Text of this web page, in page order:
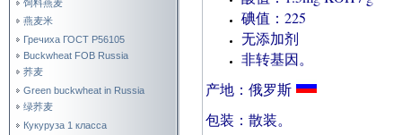
饲料燕麦
燕麦米
Гречиха ГОСТ Р56105
Buckwheat FOB Russia
荞麦
Green buckwheat in Russia
绿荞麦
Кукуруза 1 класса
碘值：225
无添加剂
非转基因。
产地：俄罗斯
包装：散装。